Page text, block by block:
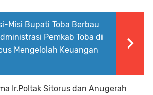
Misi Bupati Toba Berbau
Pemkab Toba di
Mengelolah Keuangan
Ir.Poltak Sitorus dan Anugerah